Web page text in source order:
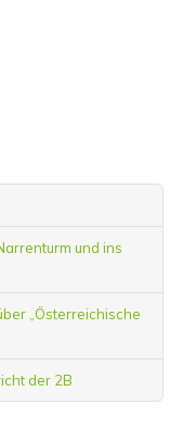
und ins
„Österreichische
der 2B